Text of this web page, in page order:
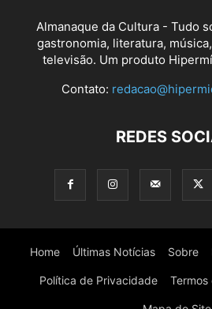
Almanaque da Cultura - Tudo
gastronomia, literatura,
televisão. Um produto
Contato:
REDES
Home Últimas Notícias Sobre
Política de Privacidade Termos